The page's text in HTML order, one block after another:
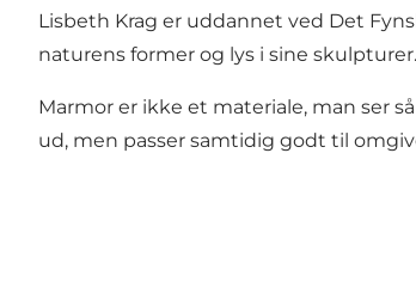
Lisbeth Krag er uddannet ved Det
naturens former og lys i sine
Marmor er ikke et materiale, man ser
ud, men passer samtidig godt til